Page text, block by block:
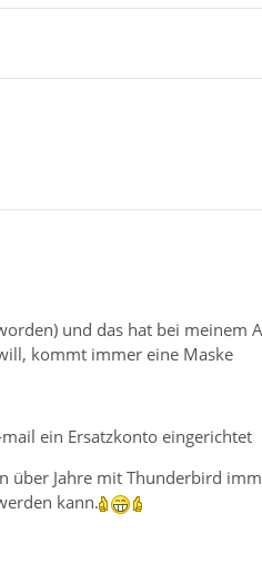
und das hat bei meinem
kommt immer eine Maske
ein Ersatzkonto eingerichtet
über Jahre mit Thunderbird
kann.